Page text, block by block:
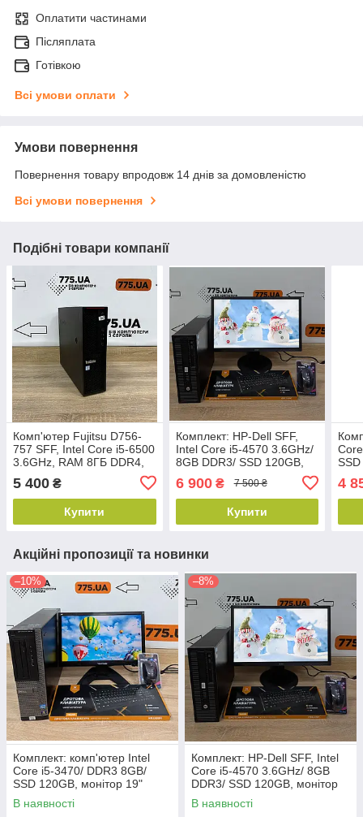
Оплатити частинами
Післяплата
Готівкою
Всі умови оплати
Умови повернення
Повернення товару впродовж 14 днів за домовленістю
Всі умови повернення
Подібні товари компанії
Комп'ютер Fujitsu D756-
757 SFF, Intel Core i5-6500
3.6GHz, RAM 8ГБ DDR4,
5 400 ₴
Купити
Комплект: HP-Dell SFF,
Intel Core i5-4570 3.6GHz/
8GB DDR3/ SSD 120GB,
монітор 24" (1920x1080)
AMVA LED, клавіатура,
миша
6 900₴ 7 500 ₴
Купити
4
Акційні пропозиції та новинки
–10%
Комплект: комп'ютер Intel
Core i5-3470/ DDR3 8GB/
SSD 120GB, монітор 19"
(1366x768), клавіатура, миша
В наявності
–8%
Комплект: HP-Dell SFF, Intel
Core i5-4570 3.6GHz/ 8GB
DDR3/ SSD 120GB, монітор
24" (1920x1080) AMVA LED,
клавіатура, миша
В наявності